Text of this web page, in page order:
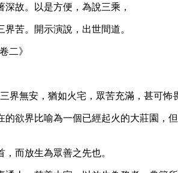
故。以是方便，為說三乘，
苦。開示演說，出世間道。
》
無安，猶如火宅，眾苦充滿，甚可怖
界比喻為一個已經起火的大莊園，但
而放生為眾善之先也。